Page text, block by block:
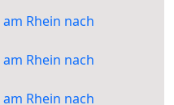
Rhein nach
Rhein nach
Rhein nach